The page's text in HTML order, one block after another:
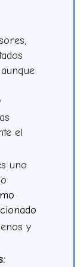
el
uno
y